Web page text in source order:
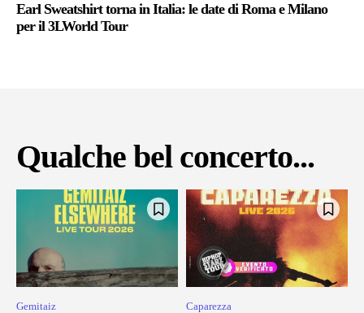
Earl Sweatshirt torna in Italia: le date di Roma e Milano
per il 3LWorld Tour
Qualche bel concerto...
Gemitaiz Caparezza